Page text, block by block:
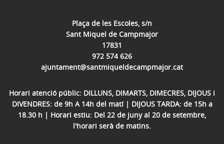
Plaça de les Escoles, s/n
Sant Miquel de Campmajor
17831
972 574 626
ajuntament@santmiqueldecampmajor.cat
Horari atenció públic: DILLUNS, DIMARTS, DIMECRES, DIJOUS i
DIVENDRES: de 9h A 14h del matí | DIJOUS TARDA: de 15h a
18.30 h | Horari estiu: Del 22 de juny al 20 de setembre,
l'horari serà de matins.